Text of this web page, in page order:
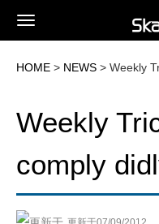
HOME > NEWS > Weekly
Weekly
comply